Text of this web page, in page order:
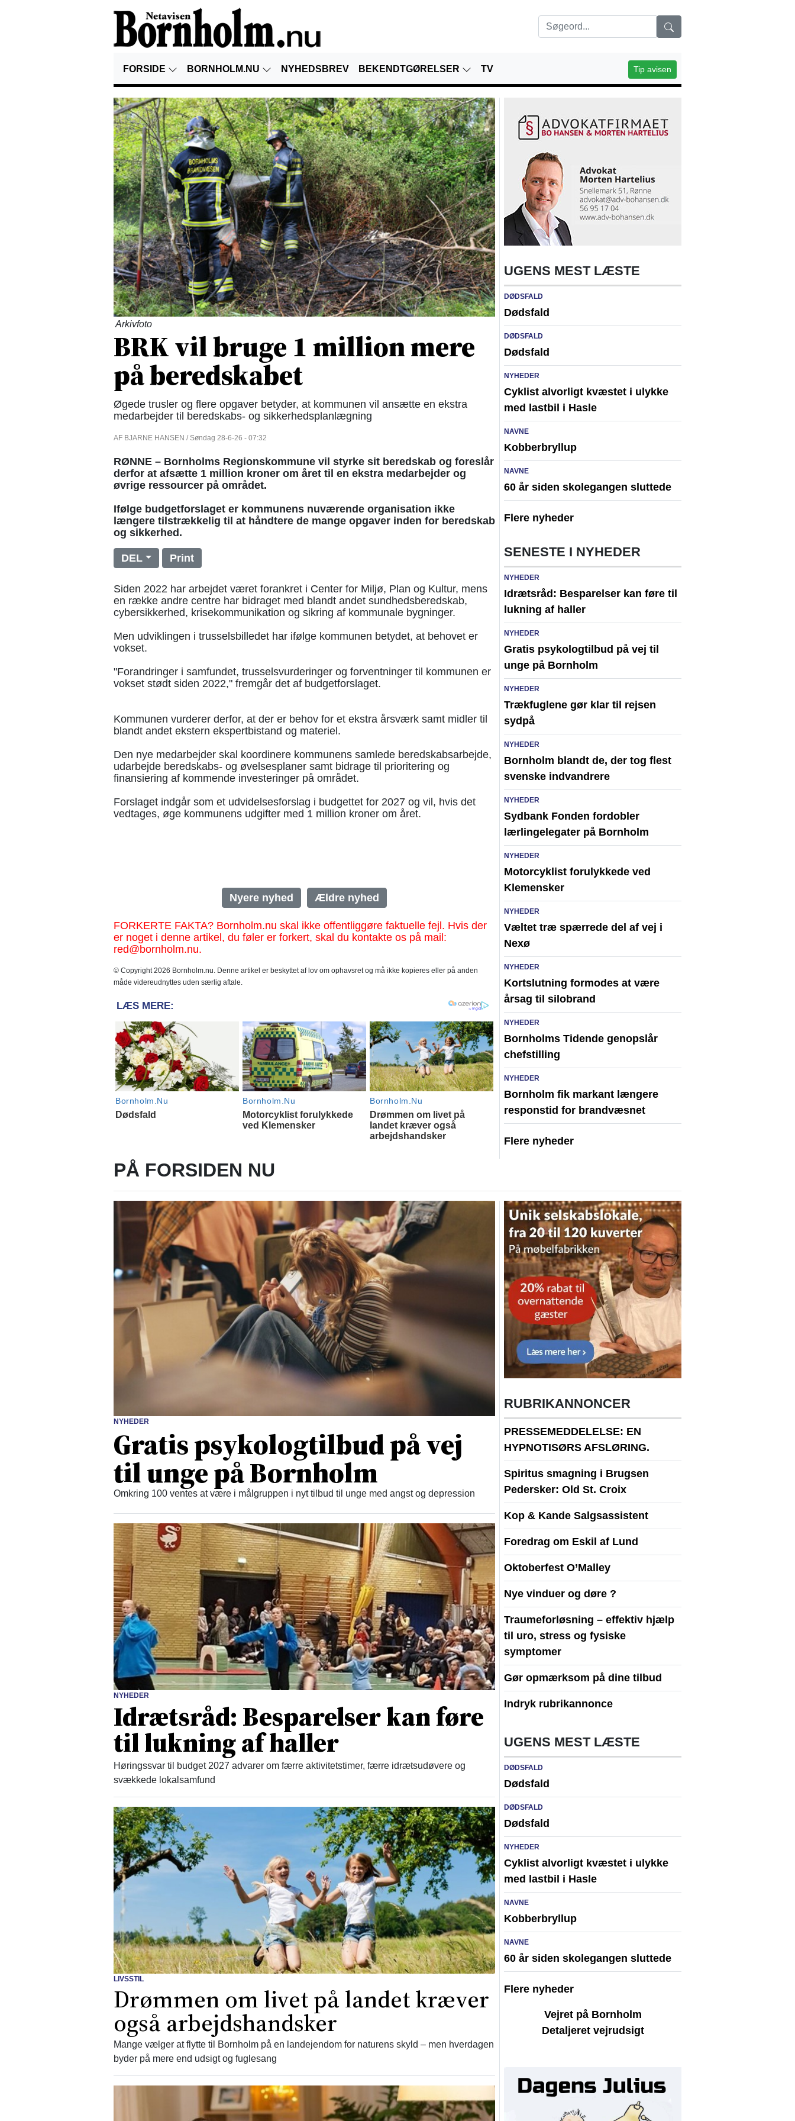
FORSIDE BORNHOLM.NU NYHEDSBREV BEKENDTGØRELSER TV Tip avisen
Arkivfoto
BRK vil bruge 1 million mere
på beredskabet
Øgede trusler og flere opgaver betyder, at kommunen vil ansætte en ekstra
medarbejder til beredskabs- og sikkerhedsplanlægning
AF BJARNE HANSEN / Søndag 28-6-26 - 07:32
RØNNE – Bornholms Regionskommune vil styrke sit beredskab og foreslår
derfor at afsætte 1 million kroner om året til en ekstra medarbejder og
øvrige ressourcer på området.
Ifølge budgetforslaget er kommunens nuværende organisation ikke
længere tilstrækkelig til at håndtere de mange opgaver inden for beredskab
og sikkerhed.
DEL Print
Siden 2022 har arbejdet været forankret i Center for Miljø, Plan og Kultur, mens
en række andre centre har bidraget med blandt andet sundhedsberedskab,
cybersikkerhed, krisekommunikation og sikring af kommunale bygninger.
Men udviklingen i trusselsbilledet har ifølge kommunen betydet, at behovet er
vokset.
"Forandringer i samfundet, trusselsvurderinger og forventninger til kommunen er
vokset stødt siden 2022," fremgår det af budgetforslaget.
Kommunen vurderer derfor, at der er behov for et ekstra årsværk samt midler til
blandt andet ekstern ekspertbistand og materiel.
Den nye medarbejder skal koordinere kommunens samlede beredskabsarbejde,
udarbejde beredskabs- og øvelsesplaner samt bidrage til prioritering og
finansiering af kommende investeringer på området.
Forslaget indgår som et udvidelsesforslag i budgettet for 2027 og vil, hvis det
vedtages, øge kommunens udgifter med 1 million kroner om året.
Nyere nyhed Ældre nyhed
FORKERTE FAKTA? Bornholm.nu skal ikke offentliggøre faktuelle fejl. Hvis der
er noget i denne artikel, du føler er forkert, skal du kontakte os på mail:
red@bornholm.nu.
© Copyright 2026 Bornholm.nu. Denne artikel er beskyttet af lov om ophavsret og må ikke kopieres eller på anden
måde videreudnyttes uden særlig aftale.
UGENS MEST LÆSTE
DØDSFALD
Dødsfald
DØDSFALD
Dødsfald
NYHEDER
Cyklist alvorligt kvæstet i ulykke
med lastbil i Hasle
NAVNE
Kobberbryllup
NAVNE
60 år siden skolegangen sluttede
Flere nyheder
SENESTE I NYHEDER
NYHEDER
Idrætsråd: Besparelser kan føre til
lukning af haller
NYHEDER
Gratis psykologtilbud på vej til
unge på Bornholm
NYHEDER
Trækfuglene gør klar til rejsen
sydpå
NYHEDER
Bornholm blandt de, der tog flest
svenske indvandrere
NYHEDER
Sydbank Fonden fordobler
lærlingelegater på Bornholm
NYHEDER
Motorcyklist forulykkede ved
Klemensker
NYHEDER
Væltet træ spærrede del af vej i
Nexø
NYHEDER
Kortslutning formodes at være
årsag til silobrand
NYHEDER
Bornholms Tidende genopslår
chefstilling
NYHEDER
Bornholm fik markant længere
responstid for brandvæsnet
Flere nyheder
PÅ FORSIDEN NU
NYHEDER
Gratis psykologtilbud på vej
til unge på Bornholm
Omkring 100 ventes at være i målgruppen i nyt tilbud til unge med angst og depression
NYHEDER
Idrætsråd: Besparelser kan føre
til lukning af haller
Høringssvar til budget 2027 advarer om færre aktivitetstimer, færre idrætsudøvere og
svækkede lokalsamfund
LIVSSTIL
Drømmen om livet på landet kræver
også arbejdshandsker
Mange vælger at flytte til Bornholm på en landejendom for naturens skyld – men hverdagen
byder på mere end udsigt og fuglesang
RUBRIKANNONCER
PRESSEMEDDELELSE: EN
HYPNOTISØRS AFSLØRING.
Spiritus smagning i Brugsen
Pedersker: Old St. Croix
Kop & Kande Salgsassistent
Foredrag om Eskil af Lund
Oktoberfest O’Malley
Nye vinduer og døre ?
Traumeforløsning – effektiv hjælp
til uro, stress og fysiske
symptomer
Gør opmærksom på dine tilbud
Indryk rubrikannonce
UGENS MEST LÆSTE
DØDSFALD
Dødsfald
DØDSFALD
Dødsfald
NYHEDER
Cyklist alvorligt kvæstet i ulykke
med lastbil i Hasle
NAVNE
Kobberbryllup
NAVNE
60 år siden skolegangen sluttede
Flere nyheder
Vejret på Bornholm
Detaljeret vejrudsigt